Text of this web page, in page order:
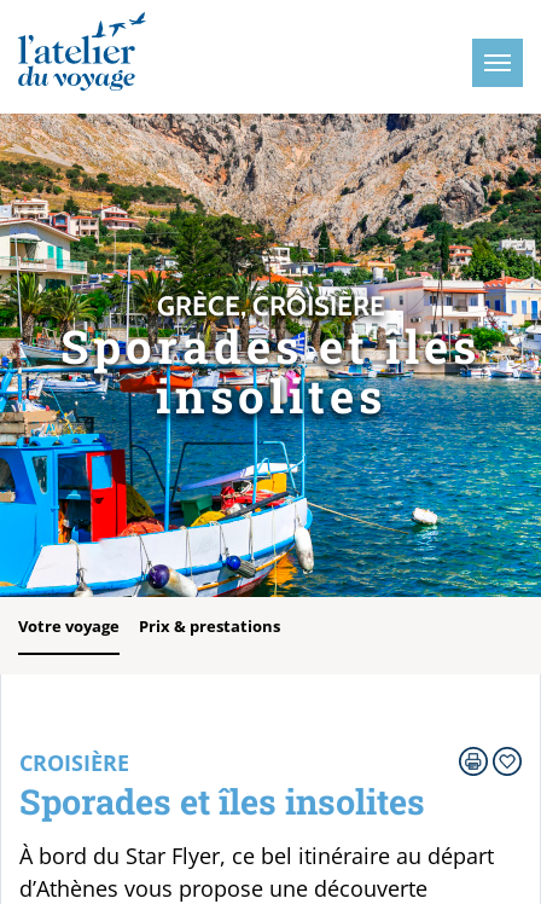
GRÈCE, CROISIÈRE
Sporades et îles
insolites
Votre voyage Prix & prestations
CROISIÈRE
Sporades et îles insolites
À bord du Star Flyer, ce bel itinéraire au départ
d’Athènes vous propose une découverte
Panneau de gestion des cookies